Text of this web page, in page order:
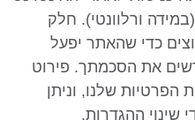
TikTok
ורלוונטי). חלק
כדי שהאתר יפעל
את הסכמתך. פירוט
הפרטיות שלנו, וניתן
שינוי ההגדרות.